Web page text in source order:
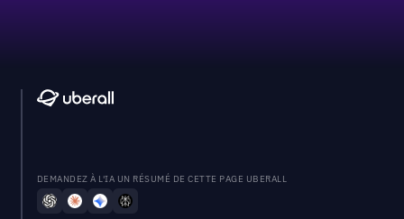
DEMANDEZ À L'IA UN RÉSUMÉ DE CETTE PAGE UBERALL